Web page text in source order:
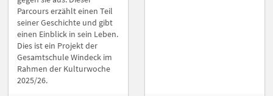
Parcours erzählt einen Teil
seiner Geschichte und gibt
einen Einblick in sein Leben.
Dies ist ein Projekt der
Gesamtschule Windeck im
Rahmen der Kulturwoche
2025/26.